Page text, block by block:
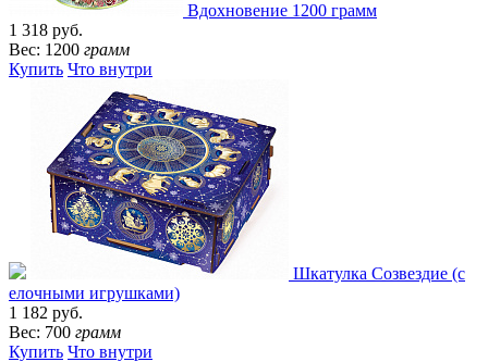
Вдохновение 1200 грамм
1 318 руб.
Вес: 1200 грамм
Купить Что внутри
Шкатулка Созвездие (с
елочными игрушками)
1 182 руб.
Вес: 700 грамм
Купить Что внутри